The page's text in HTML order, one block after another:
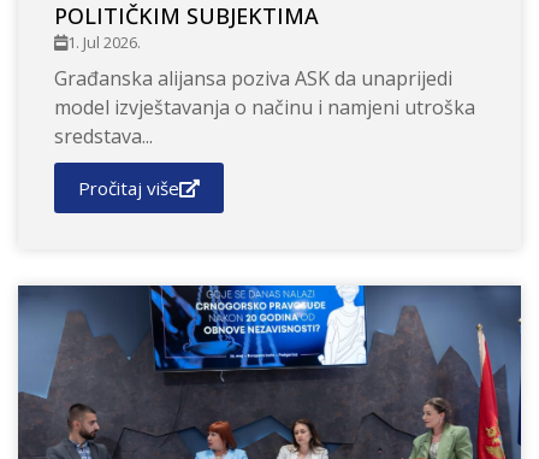
POLITIČKIM SUBJEKTIMA
1. Jul 2026.
Građanska alijansa poziva ASK da unaprijedi
model izvještavanja o načinu i namjeni utroška
sredstava...
Pročitaj više